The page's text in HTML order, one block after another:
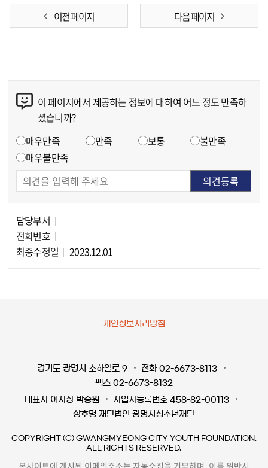
이전 페이지 다음 페이지
이 페이지에서 제공하는 정보에 대하여 어느 정도 만족하
셨습니까?
매우만족 만족 보통
불만족
매우불만족
담당부서
전화번호
최종수정일
2023.12.01
개인정보처리방침
경기도 광명시 소하일로 9
전화 02-6673-8113
팩스 02-6673-8132
대표자 이사장 박승원
사업자등록번호 458-82-00113
상호명 재단법인 광명시청소년재단
COPYRIGHT (C) GWANGMYEONG CITY YOUTH FOUNDATION.
ALL RIGHTS RESERVED.